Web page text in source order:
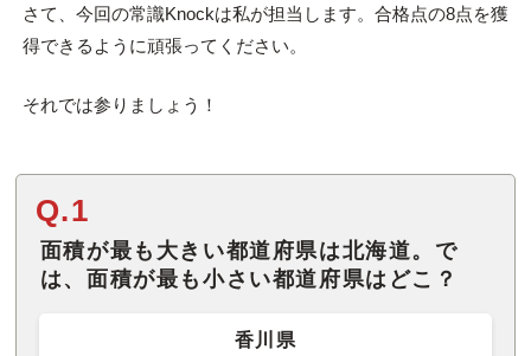
さて、今回の常識Knockは私が担当します。合格点の8点を獲
得できるように頑張ってください。
それでは参りましょう！
Q.1
面積が最も大きい都道府県は北海道。で
は、面積が最も小さい都道府県はどこ？
香川県